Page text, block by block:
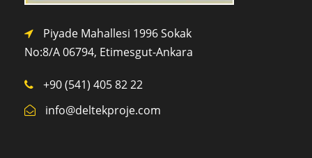
Piyade Mahallesi 1996 Sokak
No:8/A 06794, Etimesgut-Ankara
+90 (541) 405 82 22
info@deltekproje.com